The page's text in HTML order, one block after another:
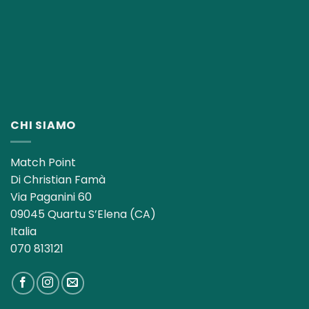
CHI SIAMO
Match Point
Di Christian Famà
Via Paganini 60
09045 Quartu S’Elena (CA)
Italia
070 813121